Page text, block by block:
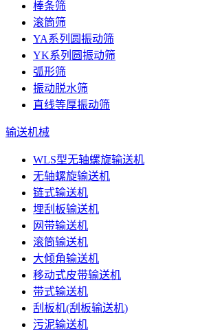
棒条筛
滚筒筛
YA系列圆振动筛
YK系列圆振动筛
弧形筛
振动脱水筛
直线等厚振动筛
输送机械
WLS型无轴螺旋输送机
无轴螺旋输送机
链式输送机
埋刮板输送机
网带输送机
滚筒输送机
大倾角输送机
移动式皮带输送机
带式输送机
刮板机(刮板输送机)
污泥输送机